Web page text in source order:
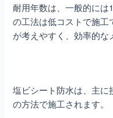
耐用年数は、一般的には
の工法は低コストで施
が考えやすく、効率的な
塩ビシート防水は、主
の方法で施工されます。